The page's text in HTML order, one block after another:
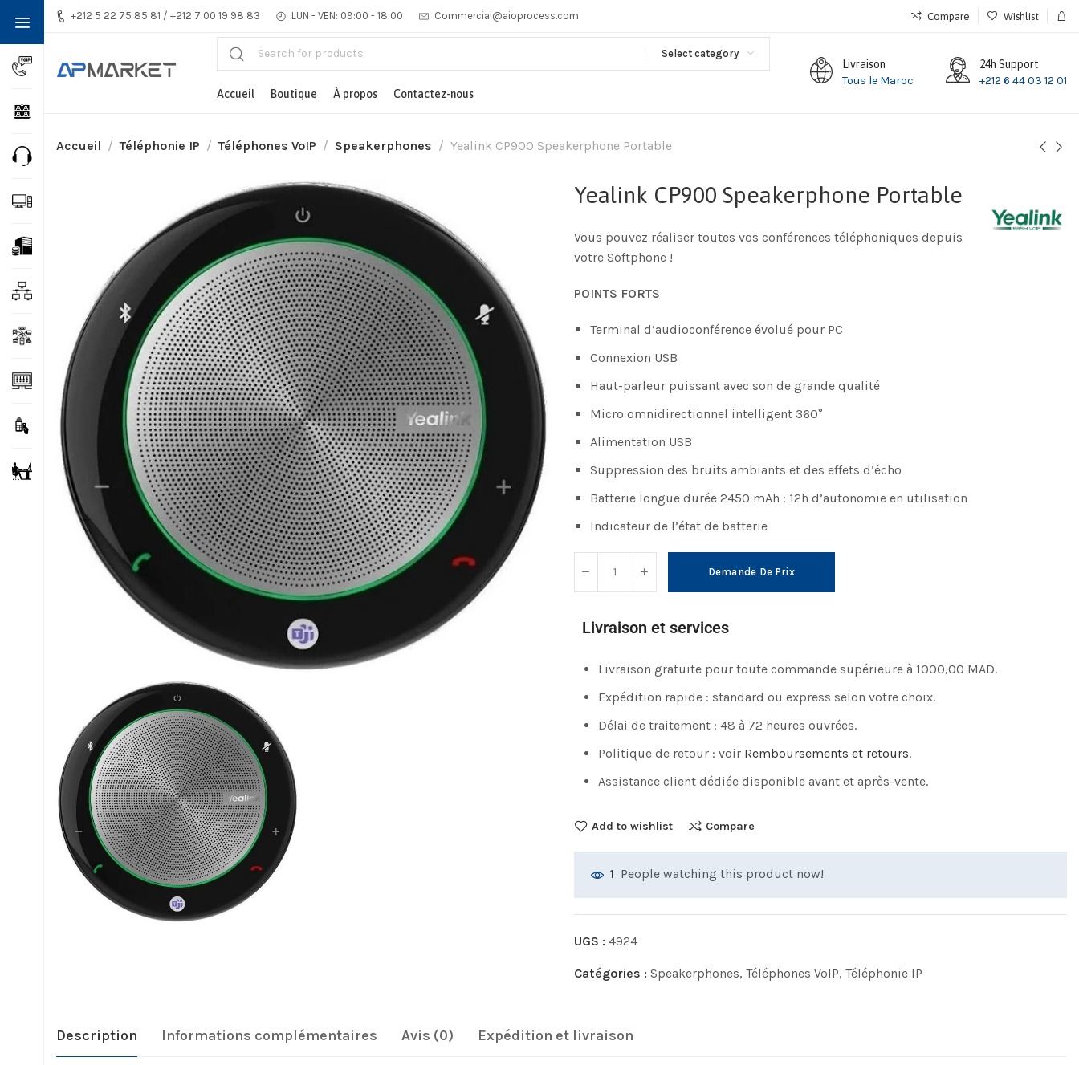
+212 5 22 75 85 81 / +212 7 00 19 98 83 LUN - VEN: 09:00 - 18:00 Commercial@aioprocess.com Compare Wishlist
Select category
Accueil Boutique À propos Contactez-nous
Livraison
Tous le Maroc
24h Support
+212 6 44 03 12 01
Accueil Téléphonie IP Téléphones VoIP Speakerphones Yealink CP900 Speakerphone Portable
Yealink CP900 Speakerphone Portable
Vous pouvez réaliser toutes vos conférences téléphoniques depuis
votre Softphone !
POINTS FORTS
Terminal d’audioconférence évolué pour PC
Connexion USB
Haut-parleur puissant avec son de grande qualité
Micro omnidirectionnel intelligent 360°
Alimentation USB
Suppression des bruits ambiants et des effets d’écho
Batterie longue durée 2450 mAh : 12h d’autonomie en utilisation
Indicateur de l’état de batterie
Demande De Prix
Livraison et services
Livraison gratuite pour toute commande supérieure à 1000,00 MAD.
Expédition rapide : standard ou express selon votre choix.
Délai de traitement : 48 à 72 heures ouvrées.
Politique de retour : voir Remboursements et retours.
Assistance client dédiée disponible avant et après-vente.
Add to wishlist Compare
1 People watching this product now!
UGS : 4924
Catégories : Speakerphones, Téléphones VoIP, Téléphonie IP
Description Informations complémentaires Avis (0) Expédition et livraison